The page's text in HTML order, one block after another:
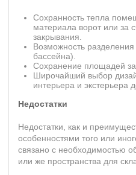
Сохранность тепла
материала ворот или за
закрывания.
Возможность
бассейна).
Сохранение площадей за
Широчайший выбор
интерьера и экстерьера
Недостатки
Недостатки, как и
особенностями того или
связано с необходимостью
или же пространства для